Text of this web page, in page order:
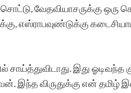
வேதவியாசருக்கு ஒரு
எஸ்ராபவுண்டுக்கு
சாய்த்துவிடாது. இது
இந்த விருதுக்கு என் தமிழ்